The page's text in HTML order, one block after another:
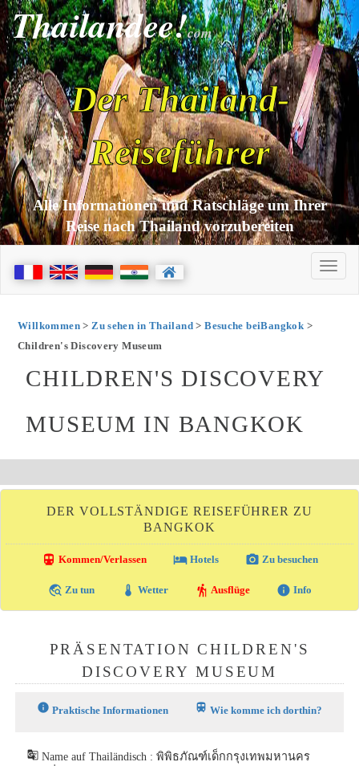
Thailandee!com
Der Thailand-
Reiseführer
Alle Informationen und Ratschläge um Ihrer
Reise nach Thailand vorzubereiten
Willkommen>Zu sehen in Thailand>Besuche beiBangkok >
Children's Discovery Museum
CHILDREN'S DISCOVERY
MUSEUM IN BANGKOK
DER VOLLSTÄNDIGE REISEFÜHRER ZU
BANGKOK
directions_transit Kommen/Verlassen local_hotelHotels photo_camera Zu besuchen
travel_explore Zu tun thermostat Wetter hiking Ausflüge info Info
PRÄSENTATION CHILDREN'S
DISCOVERY MUSEUM
info Praktische Informationen train Wie komme ich dorthin?
g_translate Name auf Thailändisch : พิพิธภัณฑ์เด็กกรุงเทพมหานคร